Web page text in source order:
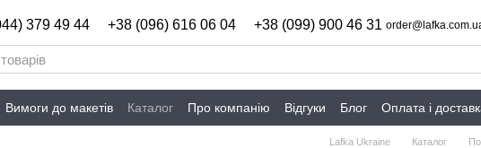
379 49 44 +38 (096) 616 06 04 +38 (099) 900 46 31
Вимоги до макетів Каталог Про компанію Відгуки Блог Оплата і
Lafka Ukraine Каталог